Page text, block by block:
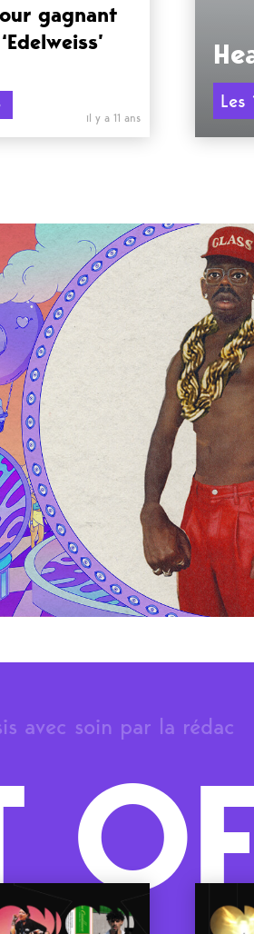
gagnant
il y a 11 ans
avec soin par la rédac